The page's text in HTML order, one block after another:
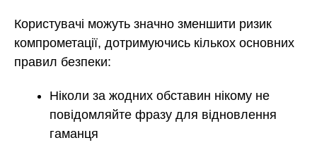
Користувачі можуть значно зменшити ризик
компрометації, дотримуючись кількох основних
правил безпеки:
Ніколи за жодних обставин нікому не
повідомляйте фразу для відновлення
гаманця